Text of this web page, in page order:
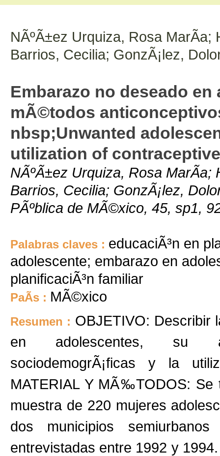
NÃºÃ±ez Urquiza, Rosa
Barrios, Cecilia; GonzÃ¡lez,
Embarazo no deseado
mÃ©todos
nbsp;Unwanted
utilization of
NÃºÃ±ez Urquiza, Rosa MarÃ­a;
Barrios, Cecilia; GonzÃ¡lez,
PÃºblica de MÃ©xico, 45, sp1,
Palabras claves : educaciÃ³n en
adolescente; embarazo en
planificaciÃ³n familiar
PaÃ­s : MÃ©xico
Resumen : OBJETIVO: Describir
en adolescentes, su
sociodemogrÃ¡ficas y la
MATERIAL Y MÃ‰TODOS:
muestra de 220 mujeres
dos municipios
entrevistadas entre 1992 y